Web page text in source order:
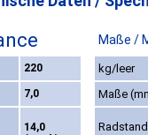
Maße /
220
kg/leer
7,0 Maße
14,0
Radstand